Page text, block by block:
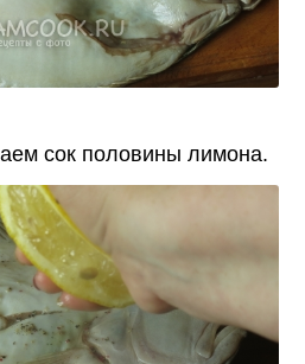
сок половины лимона.